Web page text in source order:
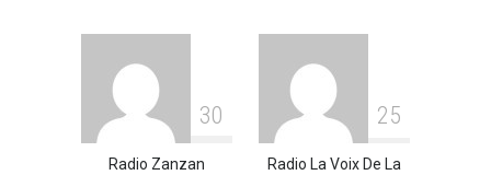
30
Radio Zanzan
25
Radio La Voix De La